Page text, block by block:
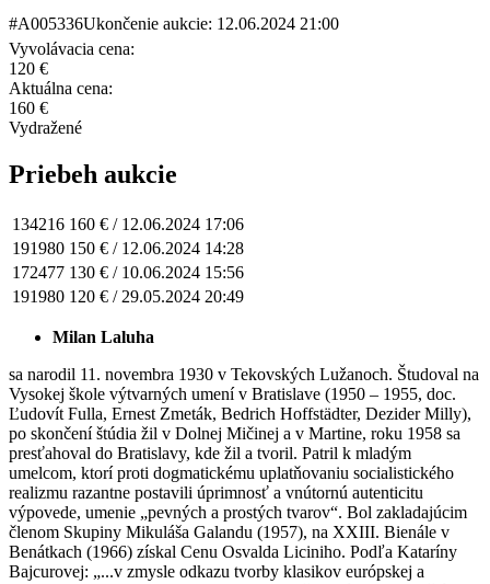
#A005336Ukončenie aukcie: 12.06.2024 21:00
Vyvolávacia cena:
120 €
Aktuálna cena:
160 €
Vydražené
Priebeh aukcie
134216 160 € / 12.06.2024 17:06
191980 150 € / 12.06.2024 14:28
172477 130 € / 10.06.2024 15:56
191980 120 € / 29.05.2024 20:49
Milan Laluha
sa narodil 11. novembra 1930 v Tekovských Lužanoch. Študoval na
Vysokej škole výtvarných umení v Bratislave (1950 – 1955, doc.
Ľudovít Fulla, Ernest Zmeták, Bedrich Hoffstädter, Dezider Milly),
po skončení štúdia žil v Dolnej Mičinej a v Martine, roku 1958 sa
presťahoval do Bratislavy, kde žil a tvoril. Patril k mladým
umelcom, ktorí proti dogmatickému uplatňovaniu socialistického
realizmu razantne postavili úprimnosť a vnútornú autenticitu
výpovede, umenie „pevných a prostých tvarov“. Bol zakladajúcim
členom Skupiny Mikuláša Galandu (1957), na XXIII. Bienále v
Benátkach (1966) získal Cenu Osvalda Liciniho. Podľa Kataríny
Bajcurovej: „...v zmysle odkazu tvorby klasikov európskej a